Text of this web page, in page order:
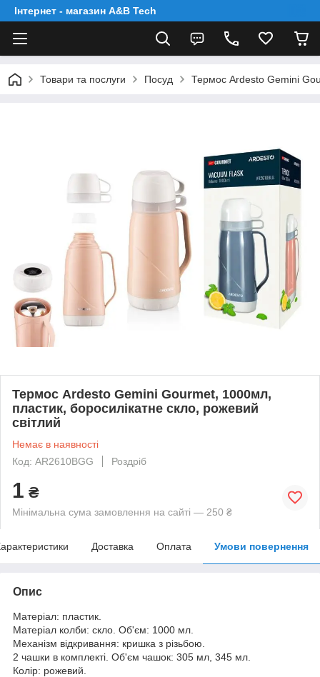
Інтернет - магазин A&B Tech
Товари та послуги Посуд Термос Ardesto Gemini
Термос Ardesto Gemini Gourmet, 1000мл,
пластик, боросилікатне скло, рожевий
світлий
Немає в наявності
Код: AR2610BGG
Роздріб
1 ₴
Мінімальна сума замовлення на сайті — 250 ₴
Доставка Оплата Умови повернення
Опис
Матеріал: пластик.
Матеріал колби: скло. Об'єм: 1000 мл.
Механізм відкривання: кришка з різьбою.
2 чашки в комплекті. Об'єм чашок: 305 мл, 345 мл.
Колір: рожевий.